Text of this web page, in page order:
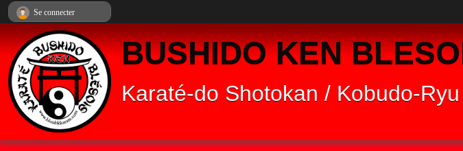
BUSHIDO KEN
Karaté-do Shotokan / Kobudo-
Se connecter
Panneau de gestion des cookies